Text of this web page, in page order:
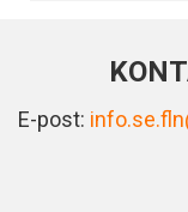
E-post: